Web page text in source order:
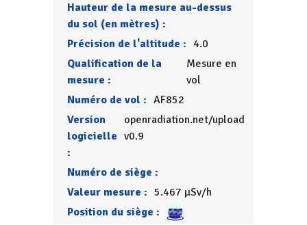
Hauteur de la mesure au-dessus
du sol (en mètres) :
Précision de l'altitude : 4.0
Qualification de la
mesure :
Mesure en
vol
Numéro de vol : AF852
Version
logicielle
:
openradiation.net/upload
v0.9
Numéro de siège :
Valeur mesure : 5.467 µSv/h
Position du siège :